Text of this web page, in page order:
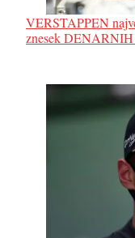
VERSTAPPEN
znesek